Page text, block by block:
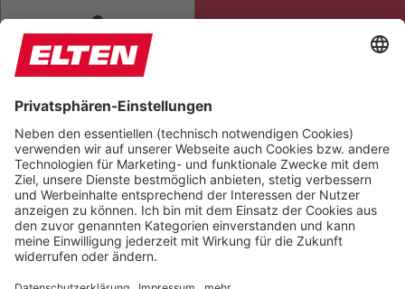
ANIMATIONEN STOPPEN
Einstellungen zurücksetzen